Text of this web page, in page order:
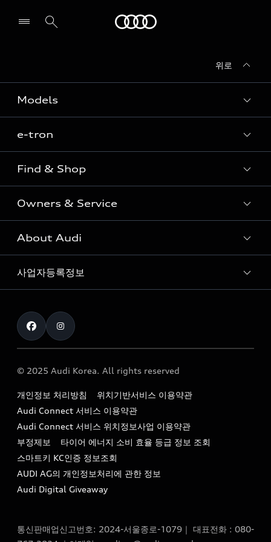
위로
Models
Sedan
SUV
Coupe
S range
e-tron
e-tron
Find & Shop
전시장/AAP 전시장/AS센터
아우디 신차 재고
아우디 모델 비교하기
아우디 공식 인증 중고차
The new Audi A6 Taste Drive 이벤트
Owners & Service
고객안내
Audi Connect
myAudiworld
내비게이션 데이터 다운로드
아우디 영상 매뉴얼
서비스 센터
서비스 프로그램
아우디 e-tron 케어 프로그램
사설수리업체를 위한 권고사항
About Audi
아우디 브랜드
Formula 1
Audi Story
아우디코리아 소식
아우디코리아 소개
아우디 스토리
아우디 브랜드 히스토리
quattro 시스템
사업자등록정보
통신판매업신고번호 : 2024-서울종로-1079
대표자명 : 틸 셰어
딩)
이메일 : audi_m@audi-ccc.co.kr
© 2025 Audi Korea. All rights reserved
개인정보 처리방침
위치기반서비스 이용약관
Audi Connect 서비스 이용약관
Audi Connect 서비스 위치정보사업 이용약관
부정제보
타이어 에너지 소비 효율 등급 정보 조회
스마트키 KC인증 정보조회
AUDI AG의 개인정보처리에 관한 정보
Audi Digital Giveaway
통신판매업신고번호: 2024-서울종로-1079｜ 대표전화 : 080-